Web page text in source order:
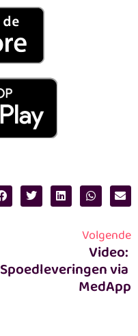
Volgende
Video:
Spoedleveringen via
MedApp